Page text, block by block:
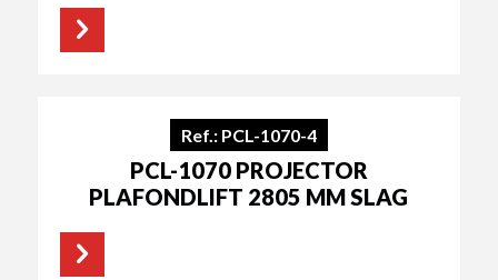
Ref.: PCL-1070-4
PCL-1070 PROJECTOR
PLAFONDLIFT 2805 MM SLAG